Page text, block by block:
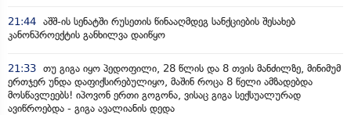
21:44 აშშ-ის სენატში რუსეთის წინააღმდეგ სანქციების შესახებ
კანონპროექტის განხილვა დაიწყო
21:33 თუ გიგა იყო პედოფილი, 28 წლის და 8 თვის მანძილზე, მინიმუმ
ერთჯერ უნდა დაფიქსირებულიყო, მაშინ როცა 8 წელი ამზადებდა
მოსწავლეებს! იპოვონ ერთი გოგონა, ვისაც გიგა სექსუალურად
ავიწროებდა - გიგა ავალიანის დედა